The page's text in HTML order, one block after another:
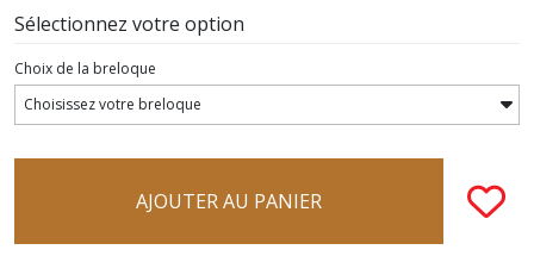
Sélectionnez votre option
Choix de la breloque
AJOUTER AU PANIER